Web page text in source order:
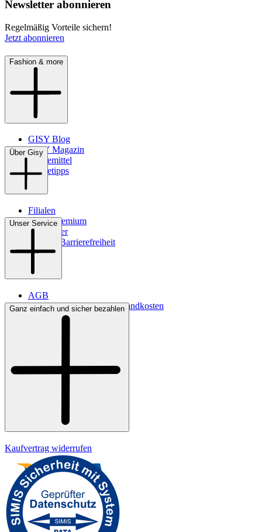
Newsletter abonnieren
Regelmäßig Vorteile sichern!
Jetzt abonnieren
Fashion & more
GISY Blog
GISY Magazin
Pflegemittel
Pflegetipps
Über Gisy
Filialen
WMS-Premium
Newsletter
Digitale Barrierefreiheit
Unser Service
AGB
Lieferbedingungen & Versandkosten
Bezahlung
Ganz einfach und sicher bezahlen
Kaufvertrag widerrufen